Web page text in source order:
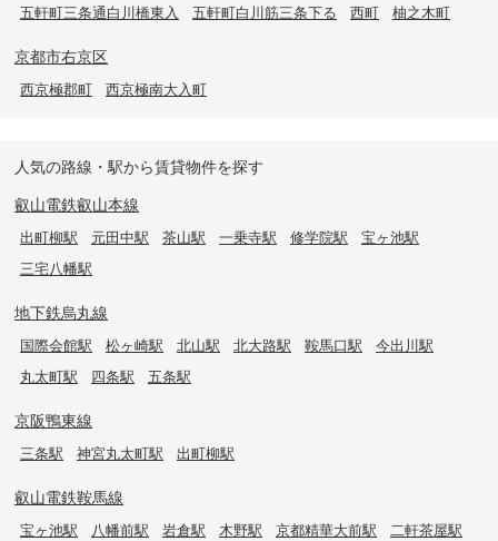
五軒町三条通白川橋東入
五軒町白川筋三条下る 西町 柚之木町
京都市右京区
西京極郡町 西京極南大入町
人気の路線・駅から賃貸物件を探す
叡山電鉄叡山本線
出町柳駅 元田中駅 茶山駅 一乗寺駅 修学院駅
宝ヶ池駅
三宅八幡駅
地下鉄烏丸線
国際会館駅 松ヶ崎駅 北山駅 北大路駅 鞍馬口駅
今出川駅
丸太町駅
四条駅 五条駅
京阪鴨東線
三条駅 神宮丸太町駅 出町柳駅
叡山電鉄鞍馬線
宝ヶ池駅 八幡前駅 岩倉駅 木野駅 京都精華大前駅
二軒茶屋駅